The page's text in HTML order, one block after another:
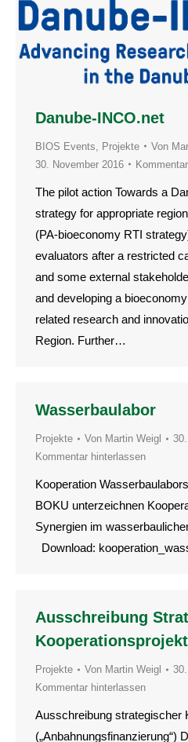
Danube-INCO.net
BIOS Events Projekte Von
30. November 2016
The pilot action Towards a
strategy for appropriate
(PA-bioeconomy RTI
evaluators after a restricted
and some external
and developing a
related research and
Region. Further…
Wasserbaulabor
Projekte Von Martin Weigl
Kommentar hinterlassen
Kooperation
BOKU unterzeichnen
Synergien im
Download:
Ausschreibung
Projekte Von Martin Weigl
Kommentar hinterlassen
Ausschreibung strategischer
(„Anbahnungsfinanzierung“)